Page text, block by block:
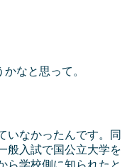
なと思って。
いなかったんです。同
般入試で国公立大学を
ら学校側に知られたと